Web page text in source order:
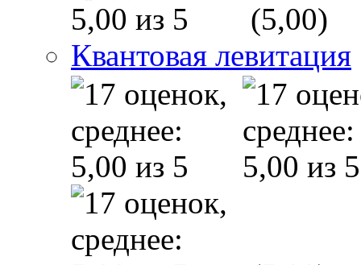
(5,00)
Квантовая левитация